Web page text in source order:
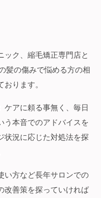
ク、縮毛矯正専門店と
髪の傷みで悩める方の相
ります。
ケアに頼る事無く、毎日
う本音でのアドバイスを
状況に応じた対処法を探
い方など長年サロンでの
改善策を探っていければ